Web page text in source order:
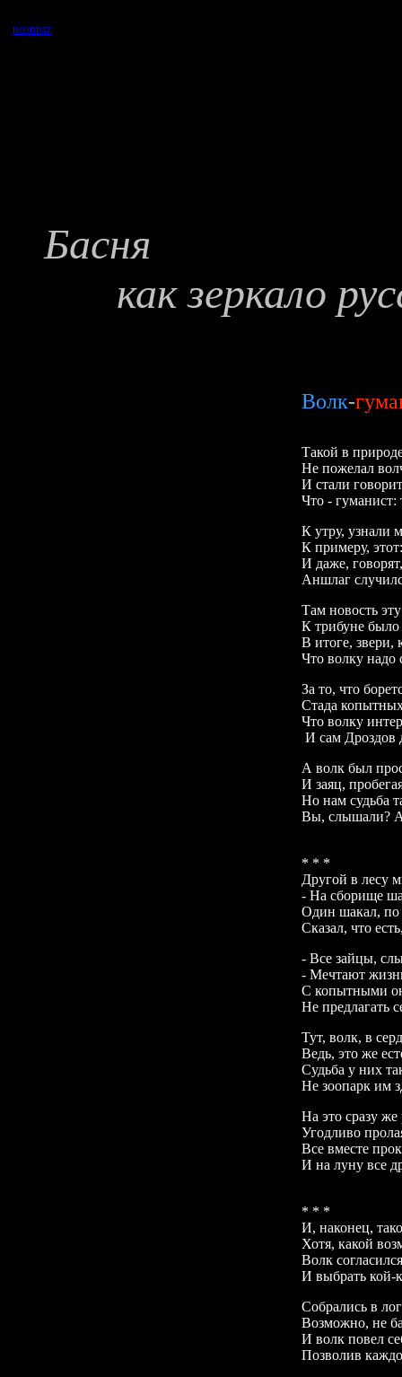
ВОЗВРАТ
Басня
как зеркало
Волк-
Такой в
Не пожелал
И стали
Что - гуманист:
К утру, узнали
К примеру,
И даже,
Аншлаг
Там новость
К трибуне было
В итоге, звери,
Что волку надо
За то, что
Стада
Что волку
И сам Дроздов
А волк был
И заяц,
Но нам судьба
Вы, слышали?
* * *
Другой в лесу
-На сборище
Один шакал, по
Сказал, что
- Все зайцы,
- Мечтают
С копытными
Не предлагать
Тут, волк, в
Ведь, это же
Судьба у них
Не зоопарк им
На это сразу же
Угодливо
Все вместе
И на луну все
* * *
И, наконец,
Хотя, какой
Волк
И выбрать кой-
Собрались в
Возможно, не
И волк повел
Позволив